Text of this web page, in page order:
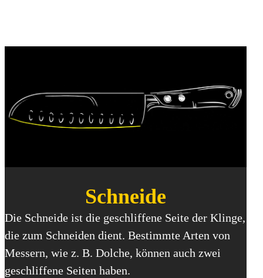
Schneide
Die Schneide ist die geschliffene Seite der Klinge,
die zum Schneiden dient. Bestimmte Arten von
Messern, wie z. B. Dolche, können auch zwei
geschliffene Seiten haben.